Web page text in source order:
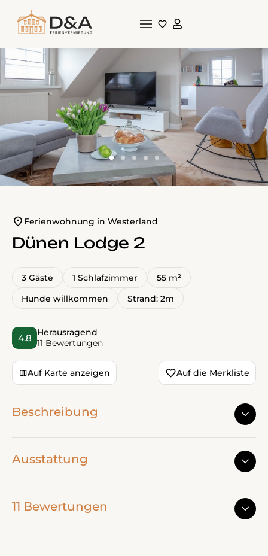
Ferienwohnung in Westerland
Dünen Lodge 2
3 Gäste 1 Schlafzimmer
55 m²
Hunde willkommen
Strand: 2m
4.8
Herausragend
11 Bewertungen
Auf Karte anzeigen Auf die Merkliste
Beschreibung
Ausstattung
11 Bewertungen